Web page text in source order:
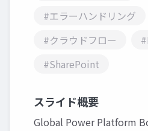
#エラーハンドリング
#クラウドフロー
#SharePoint
スライド概要
Global Power Platform